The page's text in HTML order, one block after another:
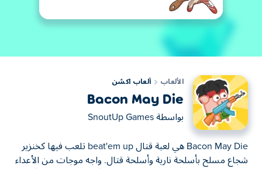
الألعاب ألعاب اكشن
Bacon May Die
بواسطة SnoutUp Games
Bacon May Die هي لعبة قتال beat'em up تلعب فيها كخنزير
شجاع مسلح بأسلحة نارية وأسلحة قتال. واجه موجات من الأعداء